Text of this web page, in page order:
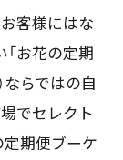
客様にはな
お花の定期
ならではの自
でセレクト
期便ブーケ